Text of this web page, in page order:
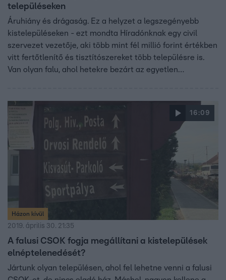
településeken
Áruhiány és drágaság. Ez a helyzet a legszegényebb
kistelepüléseken - ezt mondta Híradónknak egy civil
szervezet vezetője, aki több mint fél millió forint értékben
vitt fertőtlenítő és tisztítószereket több településre is.
Van olyan falu, ahol hetekre bezárt az egyetlen
16:09
Házon kívül
2019. április 30. 21:35
A falusi CSOK fogja megállítani a kistelepülések
elnéptelenedését?
Jártunk olyan településen, ahol fel lehetne venni a falusi